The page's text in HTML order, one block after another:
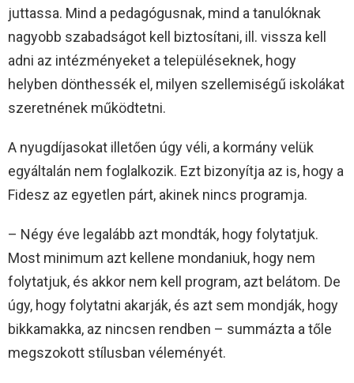
juttassa. Mind a pedagógusnak, mind a tanulóknak
nagyobb szabadságot kell biztosítani, ill. vissza kell
adni az intézményeket a településeknek, hogy
helyben dönthessék el, milyen szellemiségű iskolákat
szeretnének működtetni.
A nyugdíjasokat illetően úgy véli, a kormány velük
egyáltalán nem foglalkozik. Ezt bizonyítja az is, hogy a
Fidesz az egyetlen párt, akinek nincs programja.
– Négy éve legalább azt mondták, hogy folytatjuk.
Most minimum azt kellene mondaniuk, hogy nem
folytatjuk, és akkor nem kell program, azt belátom. De
úgy, hogy folytatni akarják, és azt sem mondják, hogy
bikkamakka, az nincsen rendben – summázta a tőle
megszokott stílusban véleményét.